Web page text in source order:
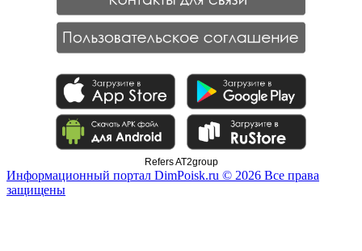
Refers AT2group
Информационный портал DimPoisk.ru © 2026 Все права
защищены